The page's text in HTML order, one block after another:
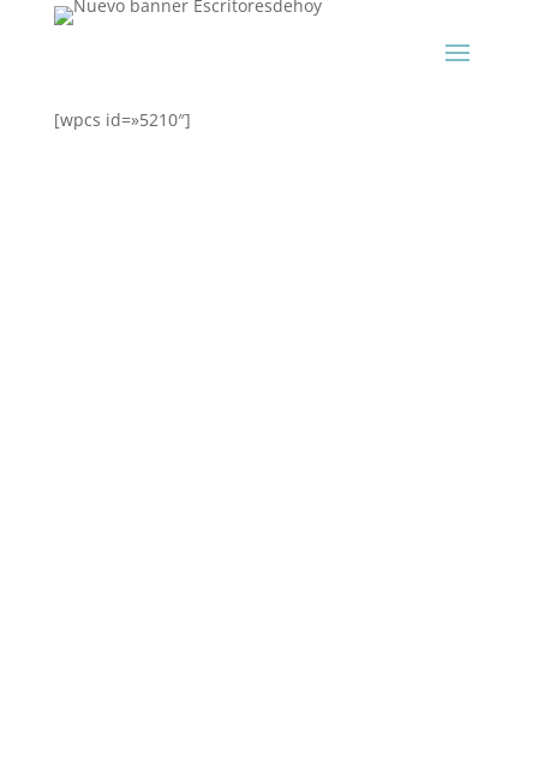
[wpcs id=»5210″]